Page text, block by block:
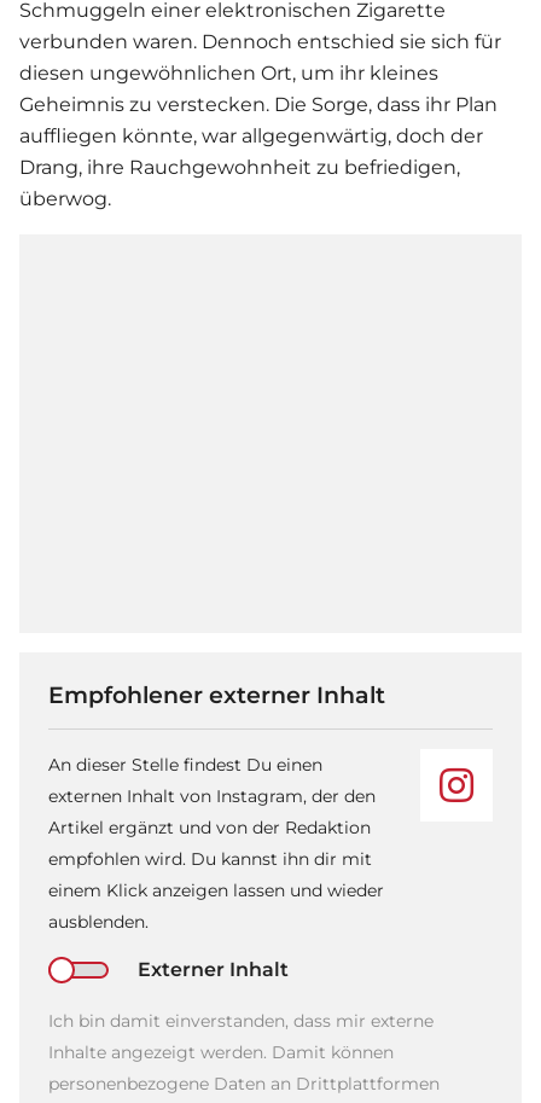
Schmuggeln einer elektronischen Zigarette
verbunden waren. Dennoch entschied sie sich für
diesen ungewöhnlichen Ort, um ihr kleines
Geheimnis zu verstecken. Die Sorge, dass ihr Plan
auffliegen könnte, war allgegenwärtig, doch der
Drang, ihre Rauchgewohnheit zu befriedigen,
überwog.
Empfohlener externer Inhalt
An dieser Stelle findest Du einen
externen Inhalt von Instagram, der den
Artikel ergänzt und von der Redaktion
empfohlen wird. Du kannst ihn dir mit
einem Klick anzeigen lassen und wieder
ausblenden.
Externer Inhalt
Ich bin damit einverstanden, dass mir externe
Inhalte angezeigt werden. Damit können
personenbezogene Daten an Drittplattformen